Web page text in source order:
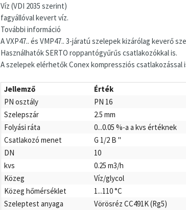
Víz (VDI 2035 szerint)
fagyállóval kevert víz.
További információ
A VXP47.. és VMP47.. 3-járatú szelepek kizárólag keverő
Használhatók SERTO roppantógyűrűs csatlakozókkal is.
A szelepek elérhetők Conex kompressziós csatlakozással
Jellemző
Érték
PN osztály
PN 16
Szelepszár
2.5 mm
Folyási ráta
0...0.05 %-a a kvs értéknek
Csatlakozó menet
G 1/2 B "
DN
10
kvs
0.25 m3/h
Közeg
Víz/glycol
Közeg hőmérséklet
1...110 °C
Szeleptest anyaga
Vörösréz CC491K (Rg5)